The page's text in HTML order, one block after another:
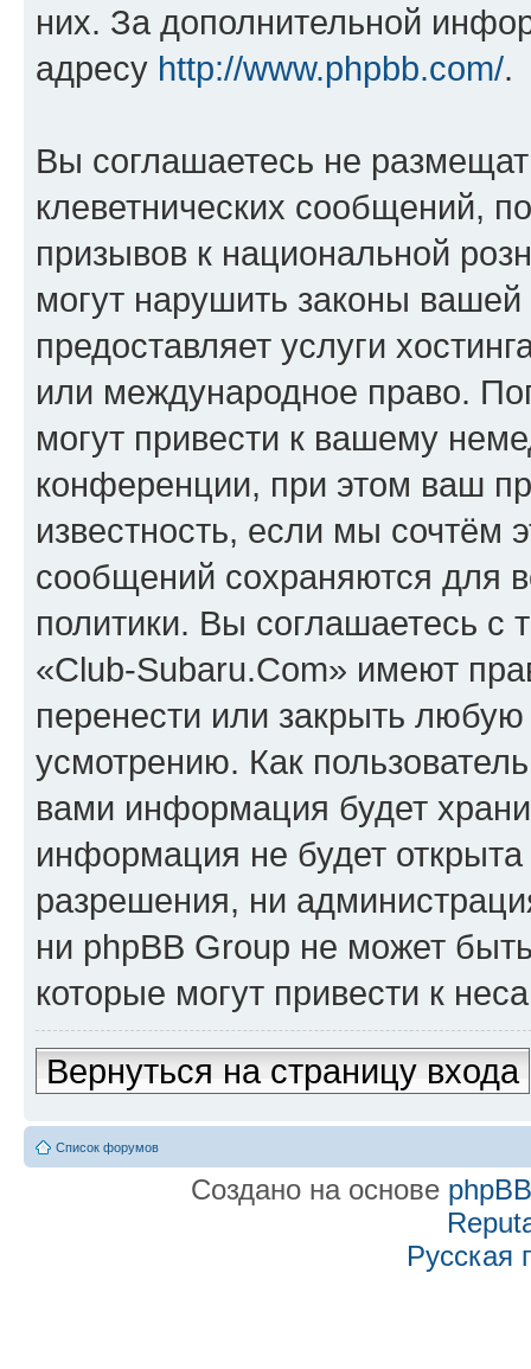
них. За дополнительной
адресу http://www.phpbb.com/.
Вы соглашаетесь не
клеветнических сообщений,
призывов к национальной
могут нарушить законы
предоставляет услуги
или международное право.
могут привести к вашему
конференции, при этом ваш
известность, если мы сочтём
сообщений сохраняются для
политики. Вы соглашаетесь
«Club-Subaru.Com» имеют
перенести или закрыть
усмотрению. Как
вами информация будет
информация не будет
разрешения, ни
ни phpBB Group не может
которые могут привести к
Вернуться на страницу входа
Список форумов
Создано на основе phpBB
Русская